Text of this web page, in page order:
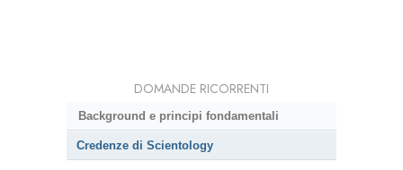
DOMANDE RICORRENTI
Background e principi fondamentali
Credenze di Scientology